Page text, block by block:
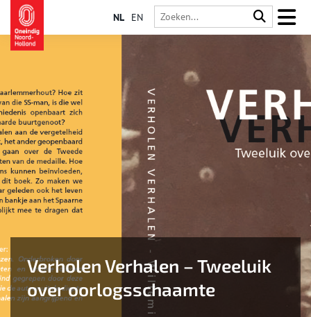
NL EN
Verholen Verhalen – Tweeluik
over oorlogsschaamte